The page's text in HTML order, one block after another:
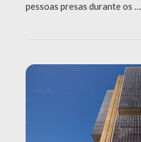
pessoas presas durante os …